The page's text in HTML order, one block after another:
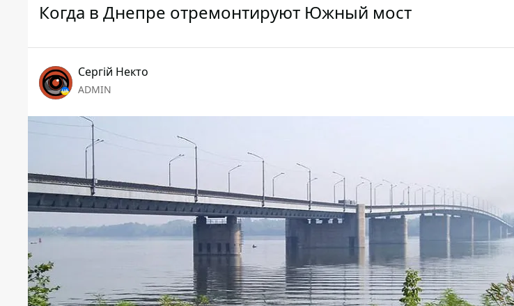
Когда в Днепре отремонтируют Южный мост
Сергій Некто
ADMIN